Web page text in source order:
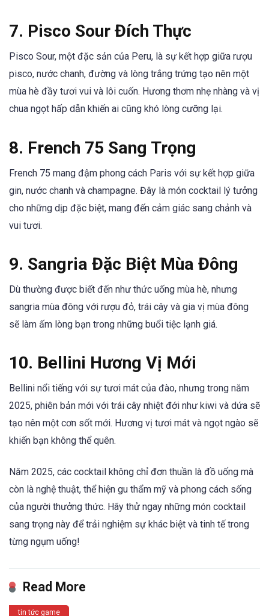
7. Pisco Sour Đích Thực
Pisco Sour, một đặc sản của Peru, là sự kết hợp giữa rượu
pisco, nước chanh, đường và lòng trắng trứng tạo nên một
mùa hè đầy tươi vui và lôi cuốn. Hương thơm nhẹ nhàng và vị
chua ngọt hấp dẫn khiến ai cũng khó lòng cưỡng lại.
8. French 75 Sang Trọng
French 75 mang đậm phong cách Paris với sự kết hợp giữa
gin, nước chanh và champagne. Đây là món cocktail lý tưởng
cho những dịp đặc biệt, mang đến cảm giác sang chảnh và
vui tươi.
9. Sangria Đặc Biệt Mùa Đông
Dù thường được biết đến như thức uống mùa hè, nhưng
sangria mùa đông với rượu đỏ, trái cây và gia vị mùa đông
sẽ làm ấm lòng bạn trong những buổi tiệc lạnh giá.
10. Bellini Hương Vị Mới
Bellini nổi tiếng với sự tươi mát của đào, nhưng trong năm
2025, phiên bản mới với trái cây nhiệt đới như kiwi và dứa sẽ
tạo nên một cơn sốt mới. Hương vị tươi mát và ngọt ngào sẽ
khiến bạn không thể quên.
Năm 2025, các cocktail không chỉ đơn thuần là đồ uống mà
còn là nghệ thuật, thể hiện gu thẩm mỹ và phong cách sống
của người thưởng thức. Hãy thử ngay những món cocktail
sang trọng này để trải nghiệm sự khác biệt và tinh tế trong
từng ngụm uống!
Read More
tin tức game